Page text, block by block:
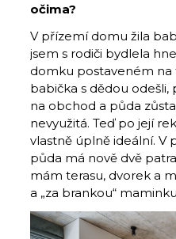
očima?
V přízemí domu žila
jsem s rodiči bydlela
domku postaveném na
babička s dědou
na obchod a půda
nevyužitá. Teď po její
vlastně úplně ideální. V
půda má nově dvě
mám terasu, dvorek a
a „za brankou“